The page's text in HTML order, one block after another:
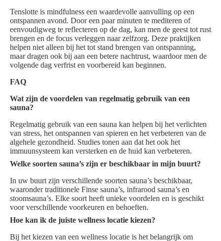
Tenslotte is mindfulness een waardevolle aanvulling op een
ontspannen avond. Door een paar minuten te mediteren of
eenvoudigweg te reflecteren op de dag, kan men de geest tot rust
brengen en de focus verleggen naar zelfzorg. Deze praktijken
helpen niet alleen bij het tot stand brengen van ontspanning,
maar dragen ook bij aan een betere nachtrust, waardoor men de
volgende dag verfrist en voorbereid kan beginnen.
FAQ
Wat zijn de voordelen van regelmatig gebruik van een
sauna?
Regelmatig gebruik van een sauna kan helpen bij het verlichten
van stress, het ontspannen van spieren en het verbeteren van de
algehele gezondheid. Studies tonen aan dat het ook het
immuunsysteem kan versterken en de huid kan verbeteren.
Welke soorten sauna’s zijn er beschikbaar in mijn buurt?
In uw buurt zijn verschillende soorten sauna’s beschikbaar,
waaronder traditionele Finse sauna’s, infrarood sauna’s en
stoomsauna’s. Elke soort heeft unieke voordelen en is geschikt
voor verschillende voorkeuren en behoeften.
Hoe kan ik de juiste wellness locatie kiezen?
Bij het kiezen van een wellness locatie is het belangrijk om